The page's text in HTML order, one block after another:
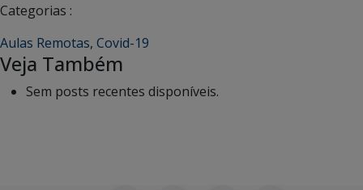
Categorias :
Aulas Remotas, Covid-19
Veja Também
Sem posts recentes disponíveis.